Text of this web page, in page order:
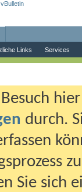
Links Services
durch.
Sie sich